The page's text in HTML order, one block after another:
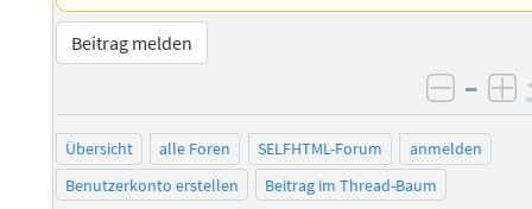
Beitrag melden
–
Übersicht alle Foren SELFHTML-Forum
anmelden
Benutzerkonto erstellen
Beitrag im Thread-Baum